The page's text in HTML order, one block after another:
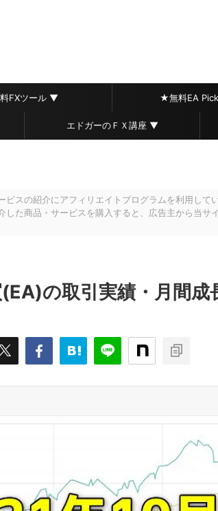
FXツール ▼ ★無料EA
エドガーのＦＸ講座 ▼
ビスの紹介にアフィリエイトプログラムを利用し
た商品・サービスを購入すると、広告主から当サ
の取引実績・月間成